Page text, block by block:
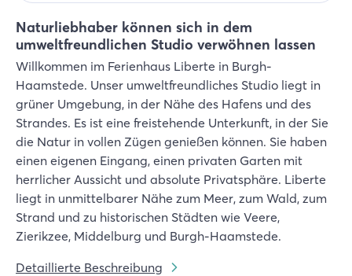
Naturliebhaber können sich in dem
umweltfreundlichen Studio verwöhnen lassen
Willkommen im Ferienhaus Liberte in Burgh-
Haamstede. Unser umweltfreundliches Studio liegt in
grüner Umgebung, in der Nähe des Hafens und des
Strandes. Es ist eine freistehende Unterkunft, in der Sie
die Natur in vollen Zügen genießen können. Sie haben
einen eigenen Eingang, einen privaten Garten mit
herrlicher Aussicht und absolute Privatsphäre. Liberte
liegt in unmittelbarer Nähe zum Meer, zum Wald, zum
Strand und zu historischen Städten wie Veere,
Zierikzee, Middelburg und Burgh-Haamstede.
Detaillierte Beschreibung